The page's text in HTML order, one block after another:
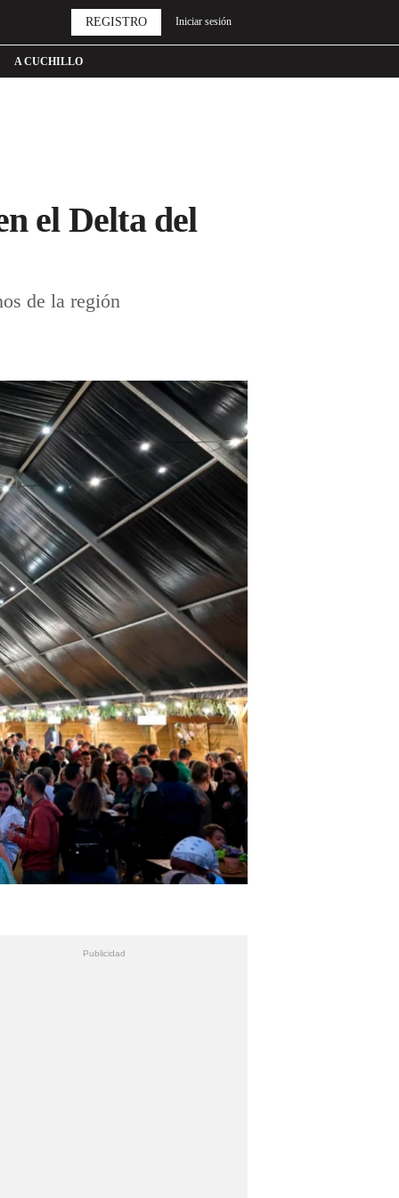
A CUCHILLO
REGISTRO Iniciar sesión
el Delta del
de la región